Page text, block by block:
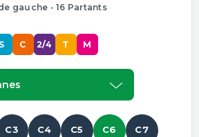
gauche - 16 Partants
S C 2/4 T M
C3 C4 C5 C6 C7